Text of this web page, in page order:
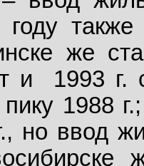
же
и
1993 г.
1988
но ввод